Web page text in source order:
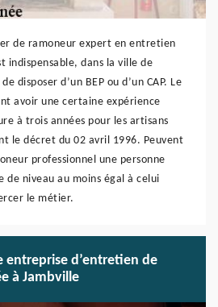
de ramoneur expert en entretien
indispensable, dans la ville de
disposer d’un BEP ou d’un CAP. Le
avoir une certaine expérience
à trois années pour les artisans
le décret du 02 avril 1996. Peuvent
professionnel une personne
de niveau au moins égal à celui
le métier.
entreprise d’entretien de
à Jambville